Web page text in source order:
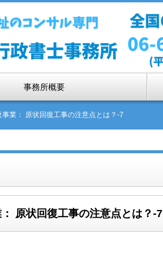
事務所概要
事業： 原状回復工事の注意点とは？-7
原状回復工事の注意点とは？-7